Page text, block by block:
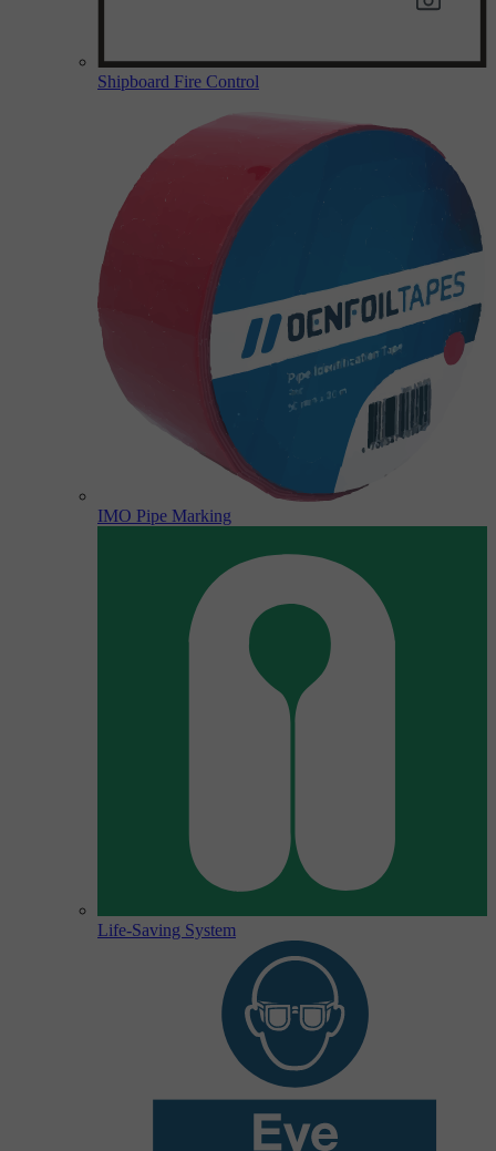
Shipboard Fire Control
IMO Pipe Marking
Life-Saving System